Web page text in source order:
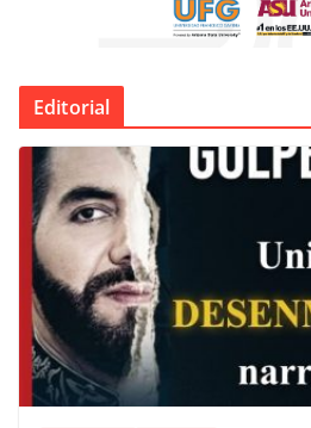
Editorial